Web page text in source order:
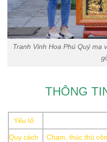
Tranh Vinh Hoa Phú Quý mạ
THÔNG
Yếu tố
Quy cách Chạm, thúc thủ